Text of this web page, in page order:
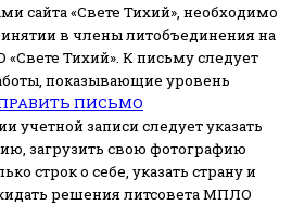
сайта «Свете Тихий», необходимо
в члены литобъединения на
Тихий». К письму следует
показывающие уровень
ПИСЬМО
учетной записи следует указать
загрузить свою фотографию
строк о себе, указать страну и
решения литсовета МПЛО